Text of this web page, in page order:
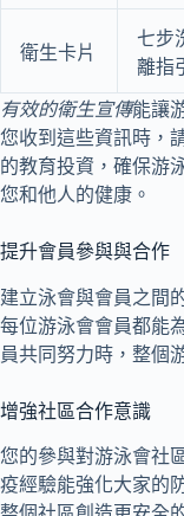
衛生卡片
七步
離指引
有效的衛生宣傳能讓
您收到這些資訊時，
的教育投資，確保游
您和他人的健康。
提升會員參與與合作
建立泳會與會員之間
每位游泳會會員都能
員共同努力時，整個
增強社區合作意識
您的參與對游泳會社
疫經驗能強化大家的